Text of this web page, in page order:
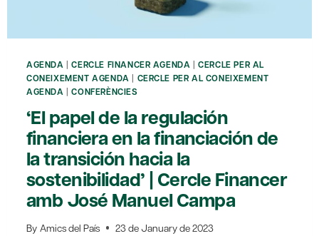
AGENDA |CERCLE FINANCER AGENDA |CERCLE PER AL
CONEIXEMENT AGENDA | CERCLE PER AL CONEIXEMENT
AGENDA |CONFERÈNCIES
‘El papel de la regulación
financiera en la financiación de
la transición hacia la
sostenibilidad’ | Cercle Financer
amb José Manuel Campa
By Amics del País 23 de January de 2023